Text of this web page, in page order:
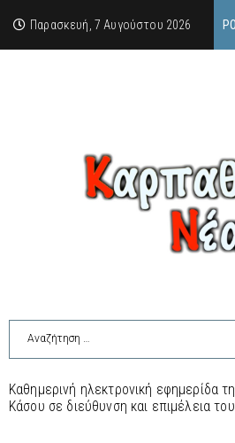
Παρασκευή, 7 Αυγούστου 2026
Καθημερινή ηλεκτρονική εφημερίδα
Κάσου σε διεύθυνση και επιμέλεια